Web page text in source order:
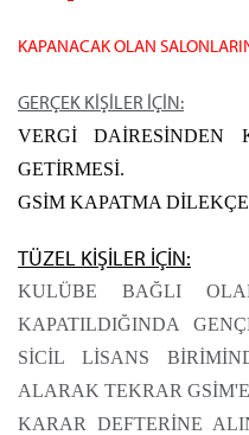
KAPANACAK OLAN
GERÇEK KİŞİLER İÇİN:
VERGİ DAİRESİNDEN
GETİRMESİ.
GSİM KAPATMA
TÜZEL KİŞİLER İÇİN:
KULÜBE BAĞLI
KAPATILDIĞINDA
SİCİL LİSANS
ALARAK TEKRAR
KARAR DEFTERİNE